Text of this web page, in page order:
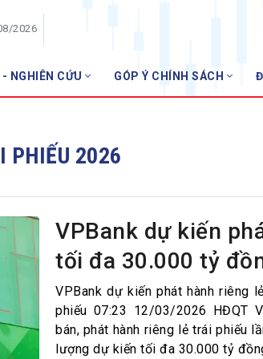
2026
NGHIÊN CỨU GÓP Ý CHÍNH SÁCH
hàng
PHIẾU 2026
VPBank dự kiến
tối đa 30.000 tỷ
VPBank dự kiến phát hành riêng
phiếu 07:23 12/03/2026 HĐQT
bán, phát hành riêng lẻ trái phiếu
lượng dự kiến tối đa 30.000 tỷ